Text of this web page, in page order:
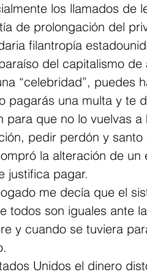
los llamados de
de prolongación del
filantropía
del capitalismo
“celebridad”, puedes
pagarás una multa y te
para que no lo vuelvas
pedir perdón y
la alteración de
justifica pagar.
me decía que el
todos son iguales ante
y cuando se tuviera
Unidos el dinero